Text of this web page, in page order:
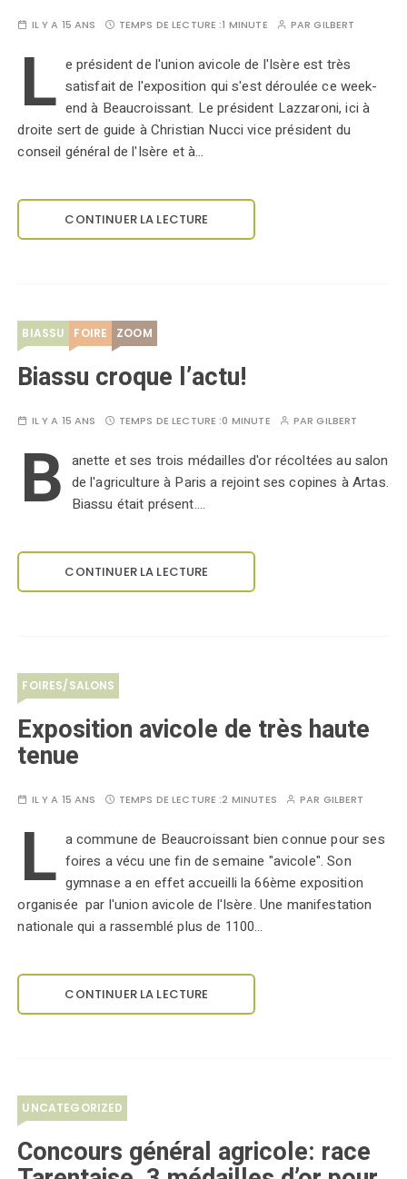
IL Y A 15 ANS TEMPS DE LECTURE :1 MINUTE PARGILBERT
L e président de l'union avicole de l'Isère est très
satisfait de l'exposition qui s'est déroulée ce week-
end à Beaucroissant. Le président Lazzaroni, ici à
droite sert de guide à Christian Nucci vice président du
conseil général de l'Isère et à…
CONTINUER LA LECTURE
BIASSU FOIRE ZOOM
Biassu croque l’actu!
IL Y A 15 ANS TEMPS DE LECTURE :0 MINUTE PARGILBERT
B anette et ses trois médailles d'or récoltées au salon
de l'agriculture à Paris a rejoint ses copines à Artas.
Biassu était présent....
CONTINUER LA LECTURE
FOIRES/SALONS
Exposition avicole de très haute
tenue
IL Y A 15 ANS TEMPS DE LECTURE :2 MINUTES PAR GILBERT
L a commune de Beaucroissant bien connue pour ses
foires a vécu une fin de semaine "avicole". Son
gymnase a en effet accueilli la 66ème exposition
organisée par l'union avicole de l'Isère. Une manifestation
nationale qui a rassemblé plus de 1100…
CONTINUER LA LECTURE
UNCATEGORIZED
Concours général agricole: race